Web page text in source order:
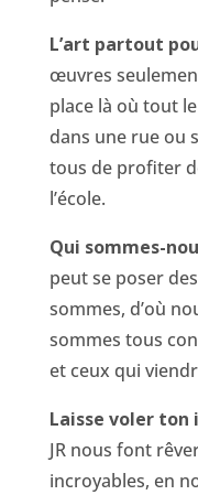
L’art partout
œuvres
place là où tout
dans une rue ou
tous de profiter
l’école.
Qui sommes-
peut se poser
sommes, d’où
sommes tous
et ceux qui
Laisse voler
JR nous font
incroyables, en